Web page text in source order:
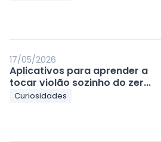
17/05/2026
Aplicativos para aprender a
tocar violão sozinho do zer...
Curiosidades